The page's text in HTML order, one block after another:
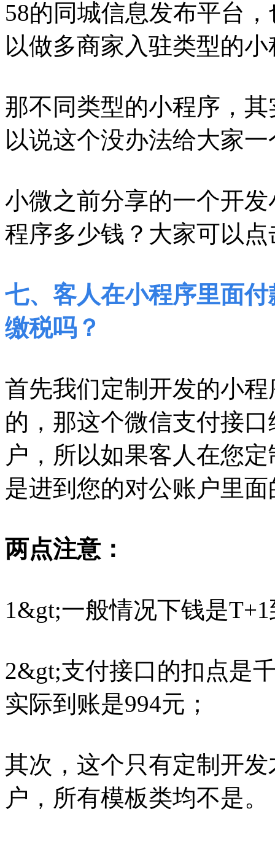
58的同城信息发布平台
以做多商家入驻类型的
那不同类型的小程序，
以说这个没办法给大家
小微之前分享的一个开
程序多少钱？大家可以
七、客人在小程序里面
缴税吗？
首先我们定制开发的小
的，那这个微信支付接
户，所以如果客人在您
是进到您的对公账户里面
两点注意：
1&gt;一般情况下钱是
2&gt;支付接口的扣点是
实际到账是994元；
其次，这个只有定制开
户，所有模板类均不是。